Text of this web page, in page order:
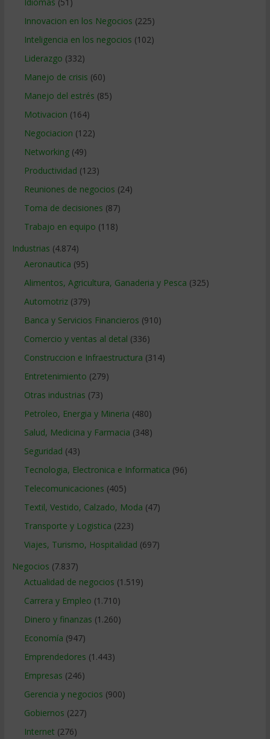
Innovacion en los Negocios (225)
Inteligencia en los negocios (102)
Liderazgo (332)
Manejo de crisis (60)
Manejo del estrés (85)
Motivacion (164)
Negociacion (122)
Networking(49)
Productividad (123)
Reuniones de negocios (24)
Toma de decisiones (87)
Trabajo en equipo (118)
Industrias (4.874)
Aeronautica (95)
Alimentos, Agricultura, Ganaderia y Pesca (325)
Automotriz(379)
Banca y Servicios Financieros (910)
Comercio y ventas al detal (336)
Construccion e Infraestructura (314)
Entretenimiento (279)
Otras industrias (73)
Petroleo, Energia y Mineria (480)
Salud, Medicina y Farmacia (348)
Seguridad (43)
Tecnologia, Electronica e Informatica (96)
Telecomunicaciones (405)
Textil, Vestido, Calzado, Moda (47)
Transporte y Logistica (223)
Viajes, Turismo, Hospitalidad (697)
Negocios (7.837)
Actualidad de negocios (1.519)
Carrera y Empleo (1.710)
Dinero y finanzas (1.260)
Economía (947)
Emprendedores (1.443)
Empresas (246)
Gerencia y negocios (900)
Gobiernos (227)
Internet (276)